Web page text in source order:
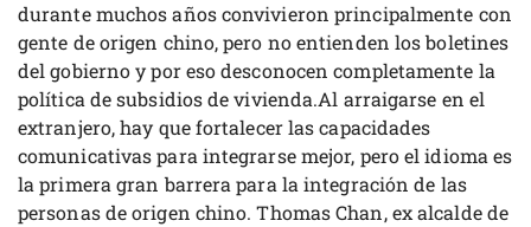
durante muchos años convivieron principalmente con
gente de origen chino, pero no entienden los boletines
del gobierno y por eso desconocen completamente la
política de subsidios de vivienda.Al arraigarse en el
extranjero, hay que fortalecer las capacidades
comunicativas para integrarse mejor, pero el idioma es
la primera gran barrera para la integración de las
personas de origen chino. Thomas Chan, ex alcalde de